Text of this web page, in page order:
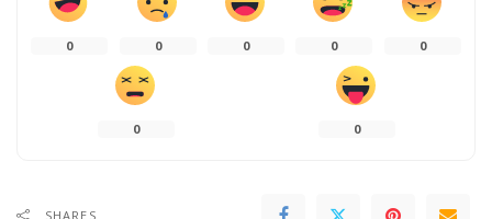
0 0 0 0 0
0 0
SHARES